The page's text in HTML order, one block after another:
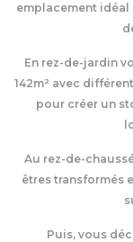
emplacement idéal
En rez-de-jardin
142m² avec
pour créer un
Au rez-de-
êtres transformés
Puis, vous